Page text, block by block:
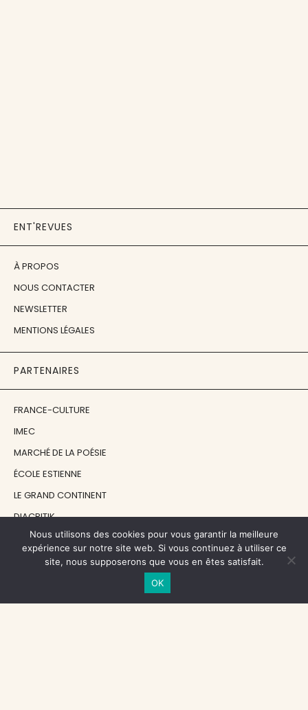
ENT'REVUES
À PROPOS
NOUS CONTACTER
NEWSLETTER
MENTIONS LÉGALES
PARTENAIRES
FRANCE-CULTURE
IMEC
MARCHÉ DE LA POÉSIE
ÉCOLE ESTIENNE
LE GRAND CONTINENT
DIACRITIK
EN ATTENDANT NADEAU
Nous utilisons des cookies pour vous garantir la meilleure
expérience sur notre site web. Si vous continuez à utiliser ce
site, nous supposerons que vous en êtes satisfait.
OK